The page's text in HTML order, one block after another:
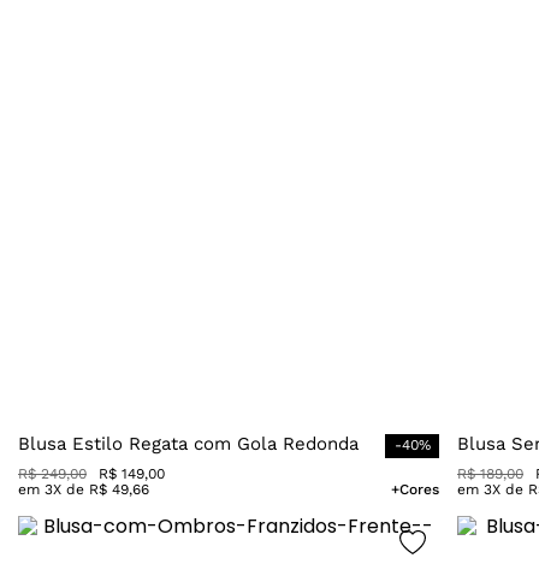
Blusa Estilo Regata com Gola Redonda -40%
R$ 249,00 R$ 149,00
em 3X de R$ 49,66 +Cores
Blusa
R$ 189,00
em 3X de